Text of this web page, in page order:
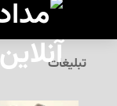
تبلیغات